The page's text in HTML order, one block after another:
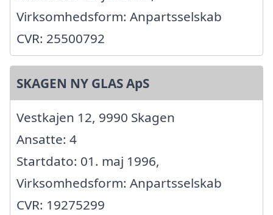
Virksomhedsform: Anpartsselskab
CVR: 25500792
SKAGEN NY GLAS ApS
Vestkajen 12, 9990 Skagen
Ansatte: 4
Startdato: 01. maj 1996,
Virksomhedsform: Anpartsselskab
CVR: 19275299